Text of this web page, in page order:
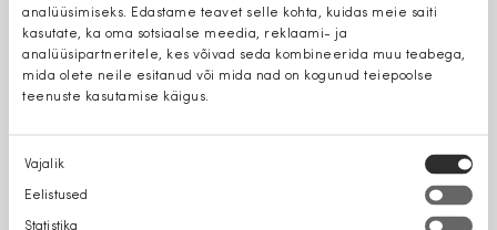
analüüsimiseks. Edastame teavet selle kohta, kuidas meie saiti
kasutate, ka oma sotsiaalse meedia, reklaami- ja
analüüsipartneritele, kes võivad seda kombineerida muu teabega,
mida olete neile esitanud või mida nad on kogunud teiepoolse
teenuste kasutamise käigus.
Nõusoleku
valik
Vajalik
Eelistused
Statistika